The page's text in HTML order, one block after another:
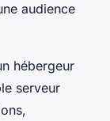
audience
hébergeur
serveur